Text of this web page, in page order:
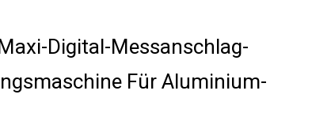
Digital-Messanschlag-
Für Aluminium-